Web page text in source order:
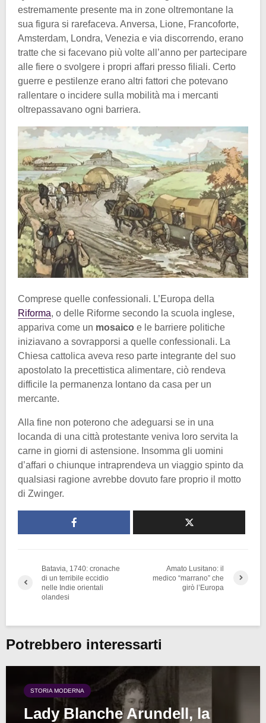
estremamente presente ma in zone oltremontane la
sua figura si rarefaceva. Anversa, Lione, Francoforte,
Amsterdam, Londra, Venezia e via discorrendo, erano
tratte che si facevano più volte all’anno per partecipare
alle fiere o svolgere i propri affari presso filiali. Certo
guerre e pestilenze erano altri fattori che potevano
rallentare o incidere sulla mobilità ma i mercanti
oltrepassavano ogni barriera.
Comprese quelle confessionali. L’Europa della
Riforma, o delle Riforme secondo la scuola inglese,
appariva come un mosaico e le barriere politiche
iniziavano a sovrapporsi a quelle confessionali. La
Chiesa cattolica aveva reso parte integrante del suo
apostolato la precettistica alimentare, ciò rendeva
difficile la permanenza lontano da casa per un
mercante.
Alla fine non poterono che adeguarsi se in una
locanda di una città protestante veniva loro servita la
carne in giorni di astensione. Insomma gli uomini
d’affari o chiunque intraprendeva un viaggio spinto da
qualsiasi ragione avrebbe dovuto fare proprio il motto
di Zwinger.
Batavia, 1740: cronache
di un terribile eccidio
nelle Indie orientali
olandesi
Amato Lusitano: il
medico “marrano” che
girò l’Europa
Potrebbero interessarti
STORIA MODERNA
Lady Blanche Arundell, la